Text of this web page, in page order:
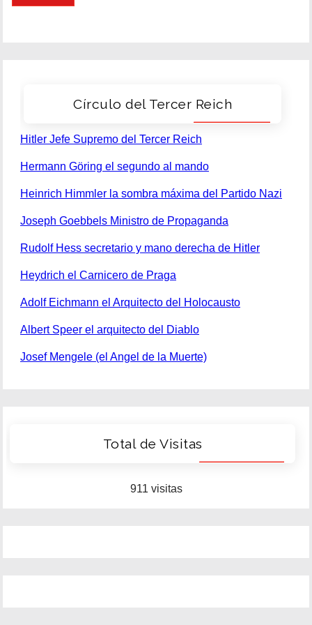
Círculo del Tercer Reich
Hitler Jefe Supremo del Tercer Reich
Hermann Göring el segundo al mando
Heinrich Himmler la sombra máxima del Partido Nazi
Joseph Goebbels Ministro de Propaganda
Rudolf Hess secretario y mano derecha de Hitler
Heydrich el Carnicero de Praga
Adolf Eichmann el Arquitecto del Holocausto
Albert Speer el arquitecto del Diablo
Josef Mengele (el Angel de la Muerte)
Total de Visitas
911 visitas